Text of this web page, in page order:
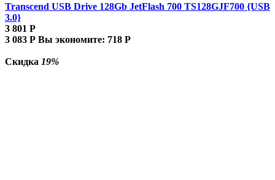
Transcend USB Drive 128Gb JetFlash 700 TS128GJF700 {USB
3.0}
3 801 Р
3 083 Р Вы экономите: 718 Р
Скидка 19%